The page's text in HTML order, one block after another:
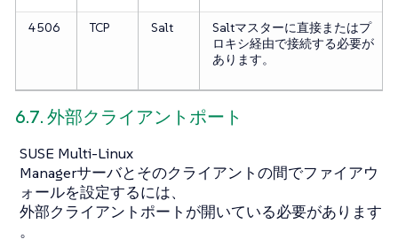
4506 TCP Salt
Saltマスターに直接またはプ
ロキシ経由で接続する必要が
あります。
6.7. 外部クライアントポート
SUSE Multi-Linux
Managerサーバとそのクライアントの間でファイアウ
ォールを設定するには、
外部クライアントポートが開いている必要があります
。